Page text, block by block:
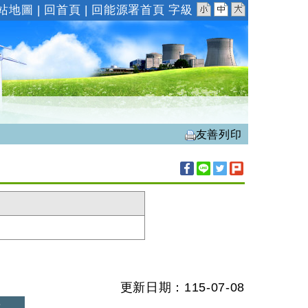
地圖 | 回首頁 | 回能源署首頁 字級
友善列印
更新日期：115-07-08